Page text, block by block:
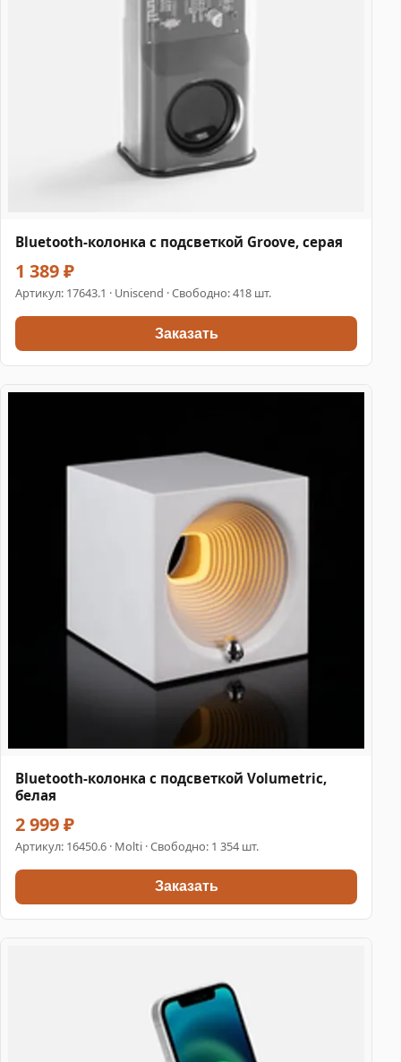
Bluetooth-колонка с подсветкой Groove, серая
1 389 ₽
Артикул: 17643.1 · Uniscend · Свободно: 418 шт.
Заказать
Bluetooth-колонка с подсветкой Volumetric,
белая
2 999 ₽
Артикул: 16450.6 · Molti · Свободно: 1 354 шт.
Заказать